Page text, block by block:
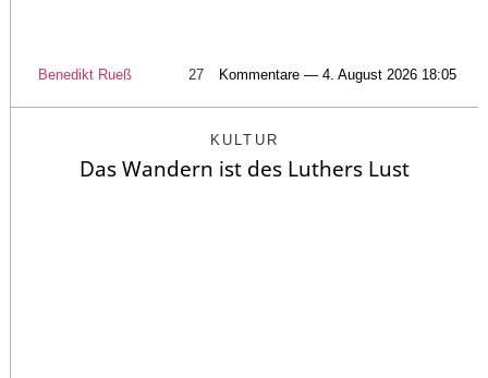
Benedikt Rueß 27 Kommentare — 4. August 2026 18:05
KULTUR
Das Wandern ist des Luthers Lust